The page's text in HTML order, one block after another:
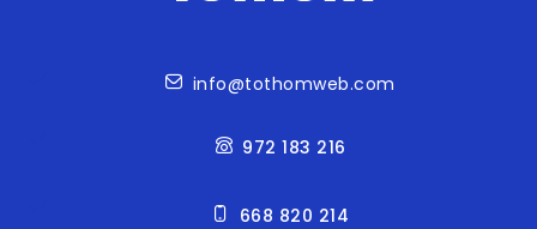
info@tothomweb.com
972 183 216
668 820 214